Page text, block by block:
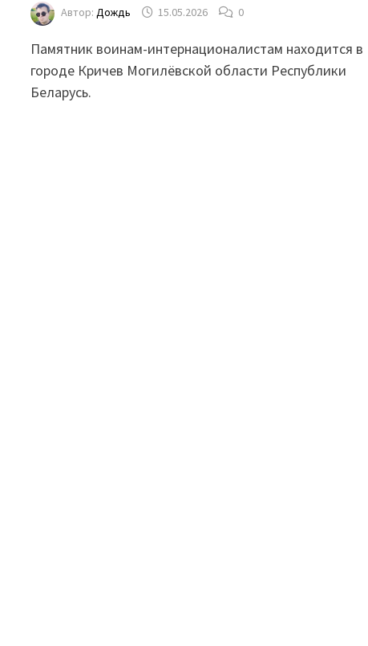
Автор:Дождь 15.05.2026 0
Памятник воинам-интернационалистам находится в
городе Кричев Могилёвской области Республики
Беларусь.